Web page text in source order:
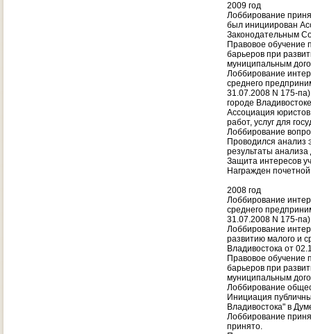
2009 год
Лоббирование
был инициирован
Законодательным
Правовое обучение
барьеров при
муниципальным
Лоббирование
среднего
31.07.2008 N 175-
городе
Ассоциация
работ, услуг для
Лоббирование
Проводился анализ
результаты
Защита интересов
Награжден
2008 год
Лоббирование
среднего
31.07.2008 N 175-па)
Лоббирование
развитию малого и
Владивостока от
Правовое обучение
барьеров при
муниципальным
Лоббирование
Инициация
Владивостока" в
Лоббирование
принято.